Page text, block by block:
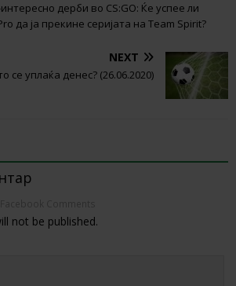
дерби во CS:GO: Ќе успее ли
да ја прекине серијата на Team Spirit?
NEXT
се уплаќа денес? (26.06.2020)
not be published.